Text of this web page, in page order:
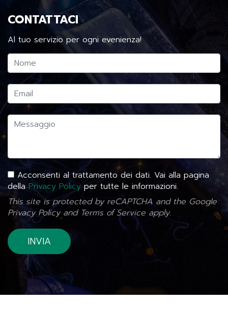
CONTATTACI
Al tuo servizio per ogni evenienza!
Acconsenti al trattamento dei dati. Vai alla pagina
dellaPrivacy Policyper tutte le informazioni.
This site is protected by reCAPTCHA and the Google
Privacy Policyand Terms of Service apply.